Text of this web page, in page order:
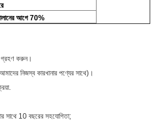
আগে 70%
গ্রহণ করুন।
নিজস্ব কারখানার পণ্যের সাথে)।
সাথে 10 বছরের সহযোগিতা;